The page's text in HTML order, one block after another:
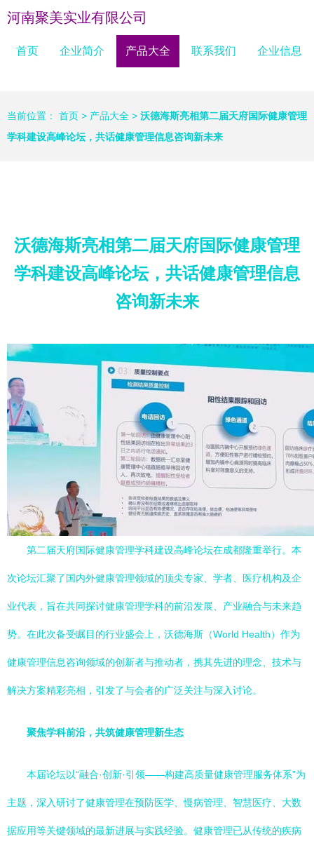
河南聚美实业有限公司
首页 企业简介 产品大全 联系我们 企业信息
当前位置： 首页 > 产品大全 > 沃德海斯亮相第二届天府国际健康管理
学科建设高峰论坛，共话健康管理信息咨询新未来
沃德海斯亮相第二届天府国际健康管理
学科建设高峰论坛，共话健康管理信息
咨询新未来
第二届天府国际健康管理学科建设高峰论坛在成都隆重举行。本
次论坛汇聚了国内外健康管理领域的顶尖专家、学者、医疗机构及企
业代表，旨在共同探讨健康管理学科的前沿发展、产业融合与未来趋
势。在此次备受瞩目的行业盛会上，沃德海斯（World Health）作为
健康管理信息咨询领域的创新者与推动者，携其先进的理念、技术与
解决方案精彩亮相，引发了与会者的广泛关注与深入讨论。
聚焦学科前沿，共筑健康管理新生态
本届论坛以“融合·创新·引领——构建高质量健康管理服务体系”为
主题，深入研讨了健康管理在预防医学、慢病管理、智慧医疗、大数
据应用等关键领域的最新进展与实践经验。健康管理已从传统的疾病